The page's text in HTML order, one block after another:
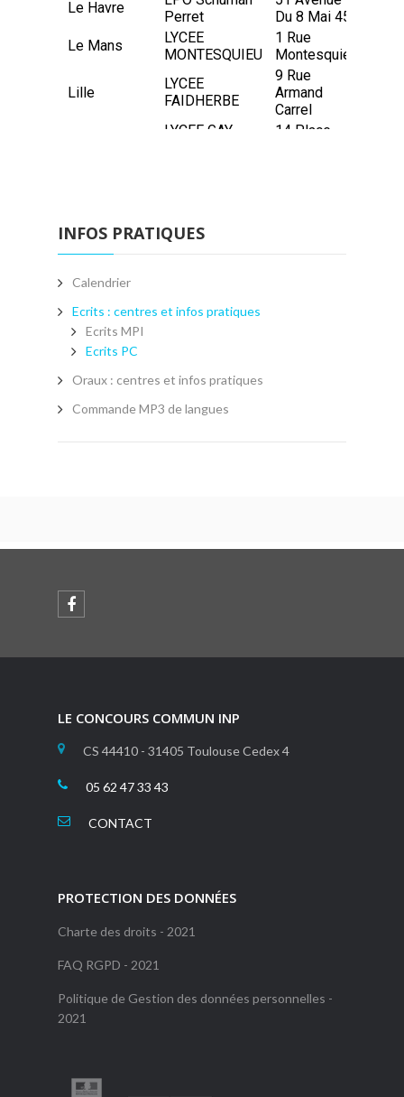
INFOS PRATIQUES
Calendrier
Ecrits : centres et infos pratiques
Ecrits MPI
Ecrits PC
Oraux : centres et infos pratiques
Commande MP3 de langues
LE CONCOURS COMMUN INP
CS 44410 - 31405 Toulouse Cedex 4
05 62 47 33 43
CONTACT
PROTECTION DES DONNÉES
Charte des droits - 2021
FAQ RGPD - 2021
Politique de Gestion des données personnelles -
2021